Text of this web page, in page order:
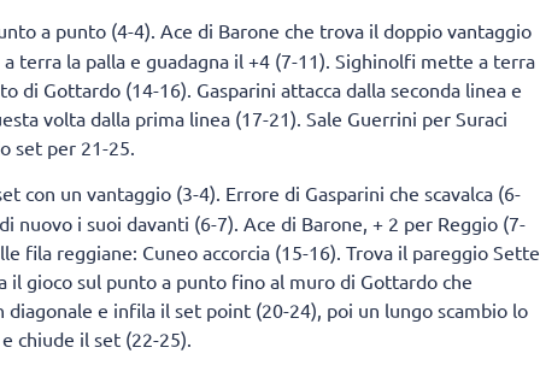
a punto (4-4). Ace di Barone che trova il doppio vantaggio
terra la palla e guadagna il +4 (7-11). Sighinolfi mette a terra
di Gottardo (14-16). Gasparini attacca dalla seconda linea e
volta dalla prima linea (17-21). Sale Guerrini per Suraci
set per 21-25.
con un vantaggio (3-4). Errore di Gasparini che scavalca (6-
nuovo i suoi davanti (6-7). Ace di Barone, + 2 per Reggio (7-
fila reggiane: Cuneo accorcia (15-16). Trova il pareggio Sette
il gioco sul punto a punto fino al muro di Gottardo che
diagonale e infila il set point (20-24), poi un lungo scambio lo
chiude il set (22-25).